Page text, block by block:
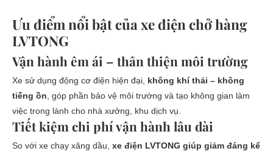
Ưu điểm nổi bật của xe điện chở hàng
LVTONG
Vận hành êm ái – thân thiện môi trường
Xe sử dụng động cơ điện hiện đại, không khí thải – không
tiếng ồn , góp phần bảo vệ môi trường và tạo không gian làm
việc trong lành cho nhà xưởng, khu dịch vụ.
Tiết kiệm chi phí vận hành lâu dài
So với xe chạy xăng dầu, xe điện LVTONG giúp giảm đáng kể